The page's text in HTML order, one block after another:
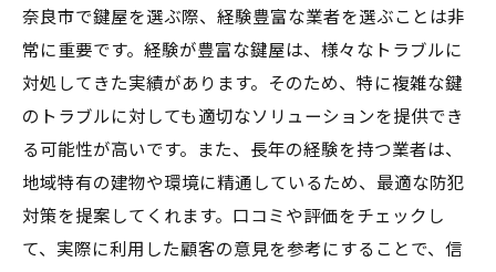
最新技術を取り入れた鍵屋の選定
顧客ニーズに応えるサービスの特徴
奈良市で安心を得るための選択基準
奈良市で鍵屋を選ぶ際、経験豊富な業者を選ぶことは非
常に重要です。経験が豊富な鍵屋は、様々なトラブルに
対処してきた実績があります。そのため、特に複雑な鍵
のトラブルに対しても適切なソリューションを提供でき
る可能性が高いです。また、長年の経験を持つ業者は、
地域特有の建物や環境に精通しているため、最適な防犯
対策を提案してくれます。口コミや評価をチェックし
て、実際に利用した顧客の意見を参考にすることで、信